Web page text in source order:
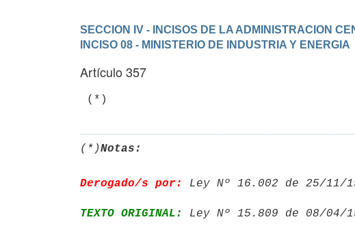
SECCION IV - INCISOS DE LA ADMINISTRACION
INCISO 08 - MINISTERIO DE INDUSTRIA Y ENERGIA
Artículo 357
(*)Notas:
Derogado/s por: Ley Nº 16.002 de 25/
TEXTO ORIGINAL: Ley Nº 15.809 de 08/